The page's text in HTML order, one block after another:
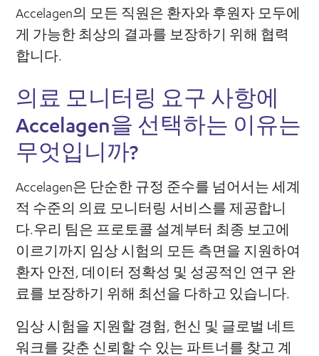
Accelagen의 모든 직원은 환자와 후원자 모두에
게 가능한 최상의 결과를 보장하기 위해 협력
합니다.
의료 모니터링 요구 사항에
Accelagen을 선택하는 이유는
무엇입니까?
Accelagen은 단순한 규정 준수를 넘어서는 세계
적 수준의 의료 모니터링 서비스를 제공합니
다.우리 팀은 프로토콜 설계부터 최종 보고에
이르기까지 임상 시험의 모든 측면을 지원하여
환자 안전, 데이터 정확성 및 성공적인 연구 완
료를 보장하기 위해 최선을 다하고 있습니다.
임상 시험을 지원할 경험, 헌신 및 글로벌 네트
워크를 갖춘 신뢰할 수 있는 파트너를 찾고 계